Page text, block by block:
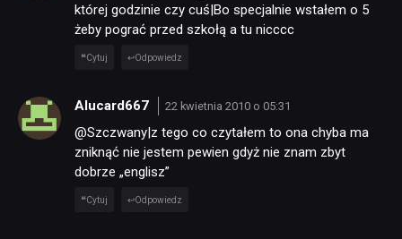
której godzinie czy cuś|Bo specjalnie wstałem o 5
żeby pograć przed szkołą a tu nicccc
Cytuj Odpowiedz
Alucard667 22 kwietnia 2010 o 05:31
@Szczwany|z tego co czytałem to ona chyba ma
zniknąć nie jestem pewien gdyż nie znam zbyt
dobrze „englisz”
Cytuj Odpowiedz